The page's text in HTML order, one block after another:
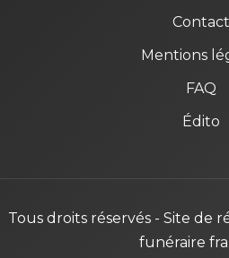
Contact
Mentions
FAQ
Édito
Tous droits réservés - Site de
funéraire